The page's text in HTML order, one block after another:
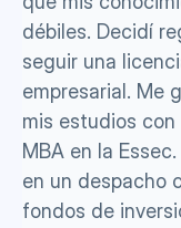
débiles. Decidí
seguir una
empresarial. Me
mis estudios con
MBA en la
en un despacho
fondos de